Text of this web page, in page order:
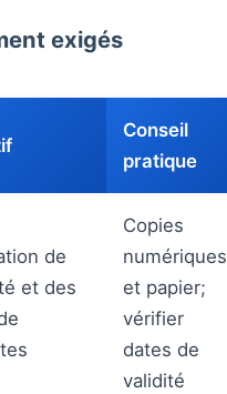
exigés
Conseil
pratique
de
et des
Copies
numériques
et papier;
vérifier
dates de
validité